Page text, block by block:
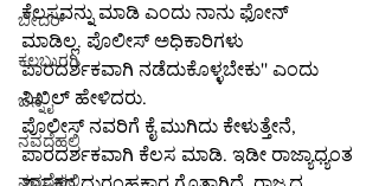
ಬೀದರ್
ಕಲಬುರಗಿ
ಚೆನ್ನೈ
ನವದೆಹಲಿ
ನವದೆಹಲಿ
ಕೆಲಸವನ್ನು ಮಾಡಿ ಎಂದು ನಾನು ಫೋನ್
ಮಾಡಿಲ್ಲ. ಪೊಲೀಸ್ ಅಧಿಕಾರಿಗಳು
ಪಾರದರ್ಶಕವಾಗಿ‌ ನಡೆದುಕೊಳ್ಳಬೇಕು'' ಎಂದು
ನಿಖಿಲ್​​ ಹೇಳಿದರು.
ಪೊಲೀಸ್ ನವರಿಗೆ ಕೈ ಮುಗಿದು ಕೇಳುತ್ತೇನೆ,
ಪಾರದರ್ಶಕವಾಗಿ ಕೆಲಸ ಮಾಡಿ. ಇಡೀ ರಾಜ್ಯಾಧ್ಯಂತ